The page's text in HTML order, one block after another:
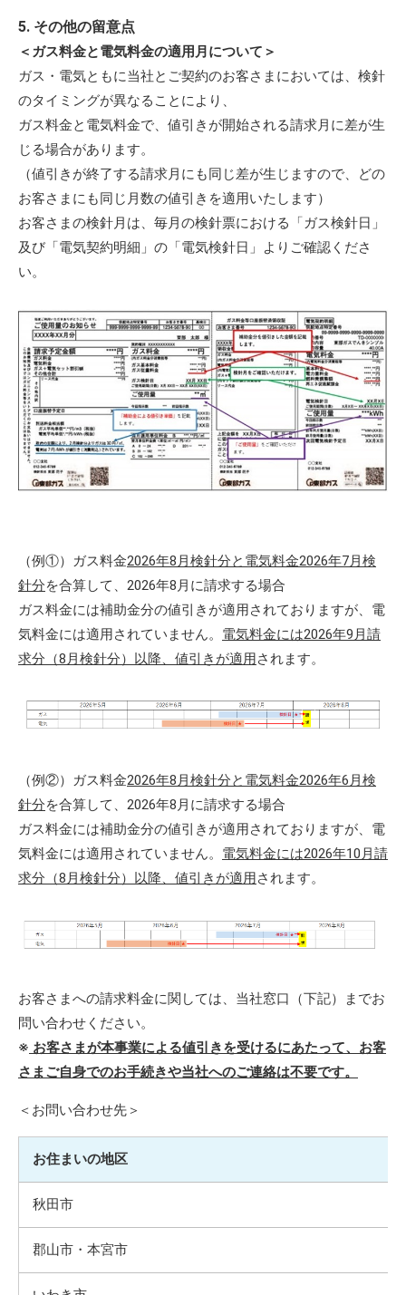
5. その他の留意点
＜ガス料金と電気料金の適用月について＞
ガス・電気ともに当社とご契約のお客さまにおいては、検針
のタイミングが異なることにより、
ガス料金と電気料金で、値引きが開始される請求月に差が生
じる場合があります。
（値引きが終了する請求月にも同じ差が生じますので、どの
お客さまにも同じ月数の値引きを適用いたします）
お客さまの検針月は、毎月の検針票における「ガス検針日」
及び「電気契約明細」の「電気検針日」よりご確認くださ
い。
（例①）ガス料金2026年8月検針分と電気料金2026年7月検
針分を合算して、2026年8月に請求する場合
ガス料金には補助金分の値引きが適用されておりますが、電
気料金には適用されていません。 電気料金には2026年9月請
求分（8月検針分）以降、値引きが適用 されます。
（例②）ガス料金2026年8月検針分と電気料金2026年6月検
針分を合算して、2026年8月に請求する場合
ガス料金には補助金分の値引きが適用されておりますが、電
気料金には適用されていません。 電気料金には2026年10月請
求分（8月検針分）以降、値引きが適用されます。
お客さまへの請求料金に関しては、当社窓口（下記）までお
問い合わせください。
※ お客さまが本事業による値引きを受けるにあたって、お客
さまご自身でのお手続きや当社へのご連絡は不要です。
＜お問い合わせ先＞
お住まいの地区
秋田市
郡山市・本宮市